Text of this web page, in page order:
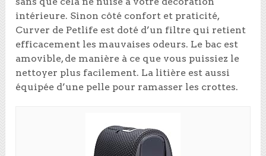
intérieure. Sinon côté confort et praticité,
Curver de Petlife est doté d’un filtre qui retient
efficacement les mauvaises odeurs. Le bac est
amovible, de manière à ce que vous puissiez le
nettoyer plus facilement. La litière est aussi
équipée d’une pelle pour ramasser les crottes.